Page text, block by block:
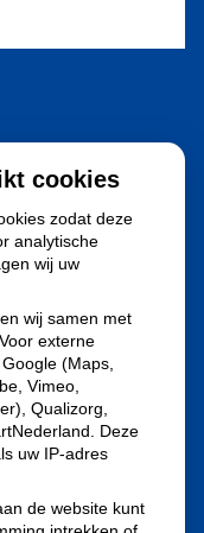
1 mei 2023. De
cookies
zodat deze
analytische
wij uw
wij samen met
externe
(Maps,
Vimeo,
Qualizorg,
Deze
uw IP-adres
de website kunt